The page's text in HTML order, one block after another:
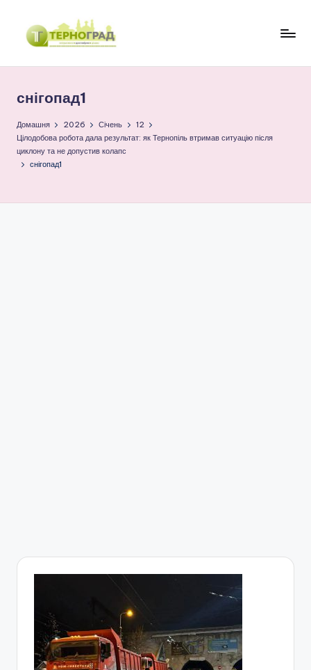
Перейти
р
н
о
цікаво
снігопад1
Домашня 2026 Січень
12
Цілодобова робота дала результат: як Тернопіль втримав ситуацію після
циклону та не допустив колапс
снігопад1